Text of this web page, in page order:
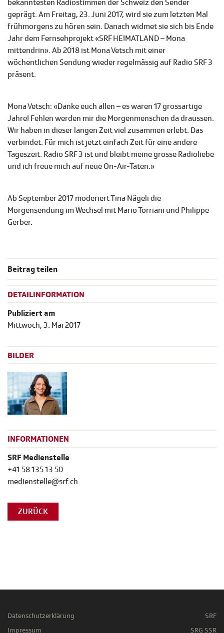
bekanntesten Radiostimmen der Schweiz den Sender
geprägt. Am Freitag, 23. Juni 2017, wird sie zum letzten Mal
frühmorgens zu hören sein. Danach widmet sie sich bis Ende
Jahr dem Fernsehprojekt «SRF HE!MATLAND – Mona
mittendrin». Ab 2018 ist Mona Vetsch mit einer
wöchentlichen Sendung wieder regelmässig auf Radio SRF 3
präsent.
Mona Vetsch: «Danke euch allen – es waren 17 grossartige
Jahre! Fehlen werden mir die Morgenmenschen da draussen.
Wir haben in dieser langen Zeit viel zusammen erlebt. Das
verbindet. Für mich ist jetzt einfach Zeit für eine andere
Tageszeit. Radio SRF 3 ist und bleibt meine grosse Radioliebe
und ich freue mich auf neue On-Air-Taten.»
Ab September 2017 moderiert Tina Nägeli die
Morgensendung im Wechsel mit Mario Torriani und Philippe
Gerber.
Beitrag teilen
DETAILINFORMATION
Publiziert am
Mittwoch, 3. Mai 2017
BILDER
INFORMATIONEN
SRF Medienstelle
+41 58 135 13 50
medienstelle@srf.ch
ZURÜCK
Datenschutzerklärung
Impressum
SRF
SRG SSR